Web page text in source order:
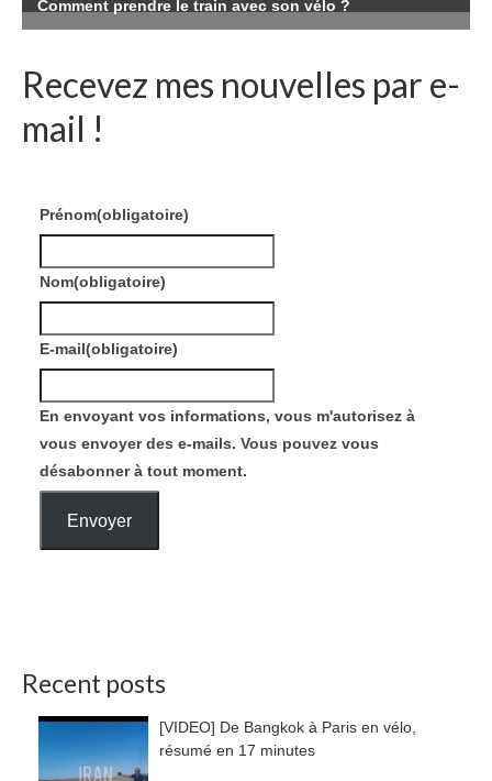
Recevez mes nouvelles par e-
mail !
Prénom(obligatoire)
Nom(obligatoire)
E-mail(obligatoire)
En envoyant vos informations, vous m'autorisez à
vous envoyer des e-mails. Vous pouvez vous
désabonner à tout moment.
Envoyer
Recent posts
[VIDEO] De Bangkok à Paris en vélo,
résumé en 17 minutes